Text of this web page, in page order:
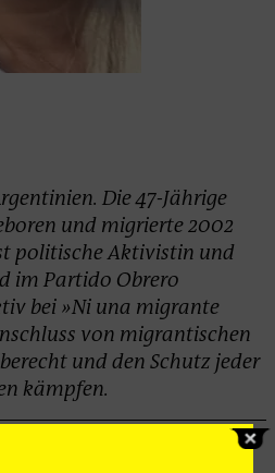
Die 47-Jährige
und migrierte 2002
politische Aktivistin und
im Partido Obrero
bei »Ni una migrante
von migrantischen
und den Schutz jeder
kämpfen.